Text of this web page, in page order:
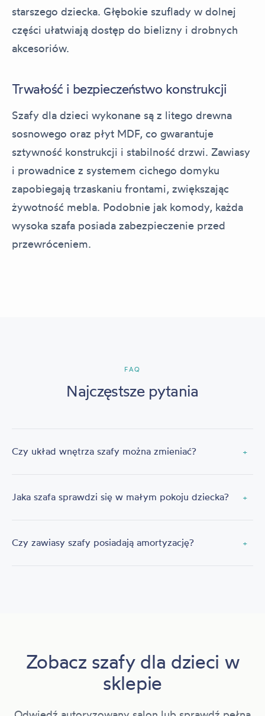
starszego dziecka. Głębokie szuflady w dolnej
części ułatwiają dostęp do bielizny i drobnych
akcesoriów.
Trwałość i bezpieczeństwo konstrukcji
Szafy dla dzieci wykonane są z litego drewna
sosnowego oraz płyt MDF, co gwarantuje
sztywność konstrukcji i stabilność drzwi. Zawiasy
i prowadnice z systemem cichego domyku
zapobiegają trzaskaniu frontami, zwiększając
żywotność mebla. Podobnie jak komody, każda
wysoka szafa posiada zabezpieczenie przed
przewróceniem.
FAQ
Najczęstsze pytania
Czy układ wnętrza szafy można zmieniać? +
Jaka szafa sprawdzi się w małym pokoju dziecka? +
Czy zawiasy szafy posiadają amortyzację? +
Zobacz szafy dla dzieci w
sklepie